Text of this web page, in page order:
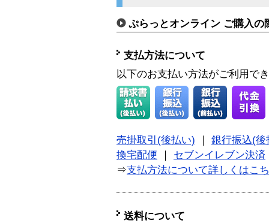
ぷらっとオンライン ご購入の
支払方法について
以下のお支払い方法がご利用で
売掛取引(後払い)
銀行振込(後
換宅配便
セブンイレブン決済
⇒支払方法について詳しくはこ
送料について